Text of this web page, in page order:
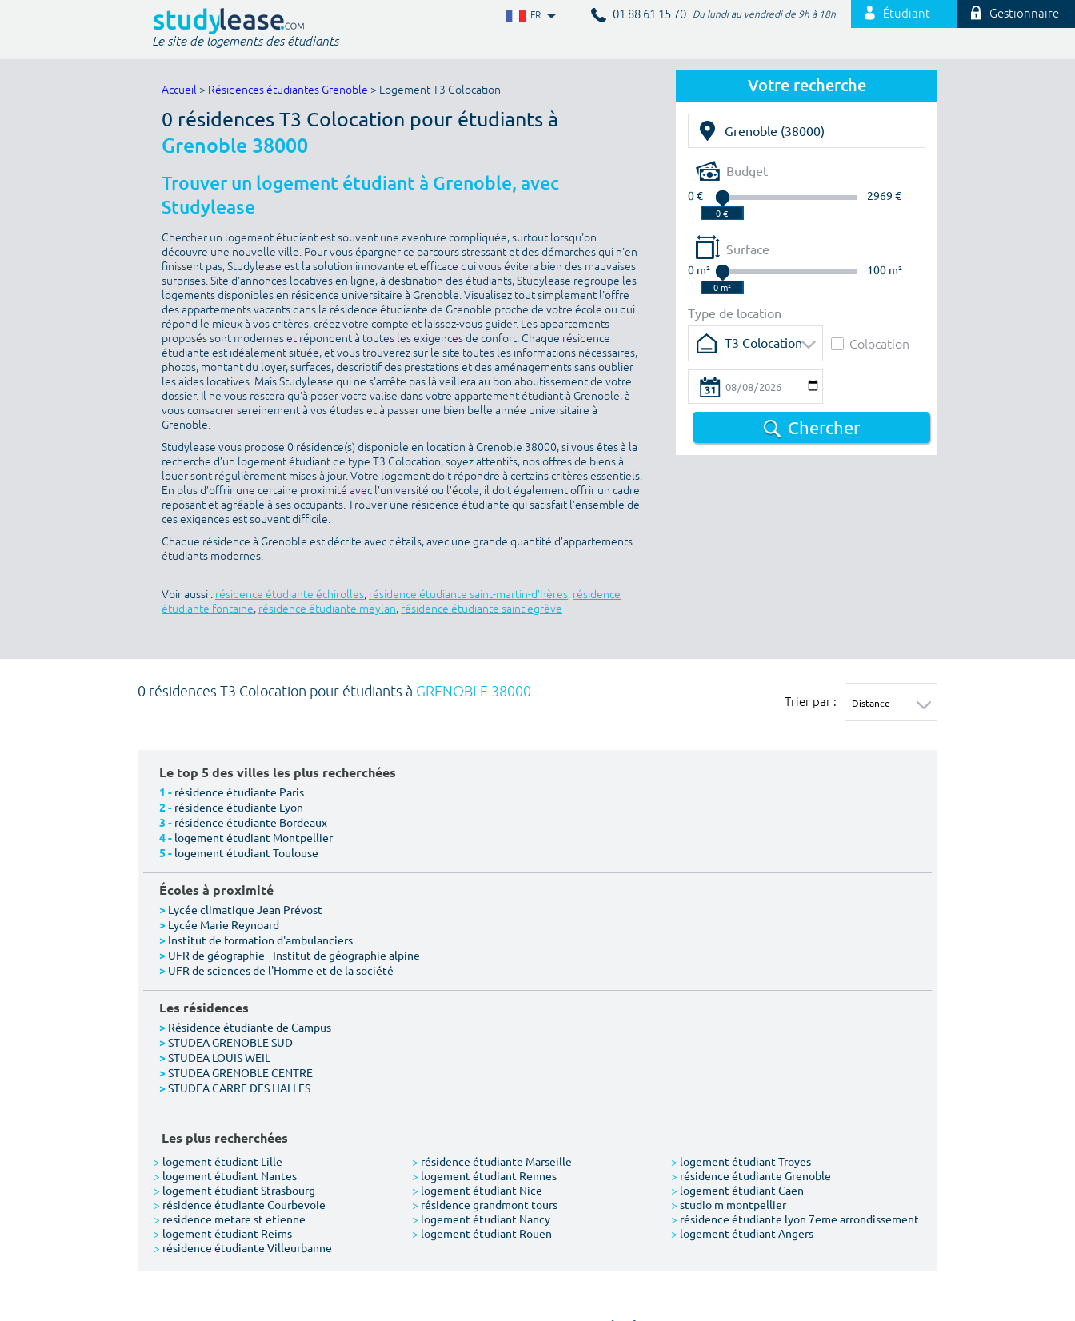
FR 01 88 61 15 70 Du lundi au vendredi de 9h à 18h Étudiant Gestionnaire
Le site de logements des étudiants
Votre recherche
Budget
0 € 2969 €
Surface
0 m² 100 m²
Type de location
T3 Colocation
Colocation
Chercher
Accueil > Résidences étudiantes Grenoble > Logement T3 Colocation
0 résidences T3 Colocation pour étudiants à
Grenoble 38000
Trouver un logement étudiant à Grenoble, avec
Studylease
Chercher un logement étudiant est souvent une aventure compliquée, surtout lorsqu'on
découvre une nouvelle ville. Pour vous épargner ce parcours stressant et des démarches qui n'en
finissent pas, Studylease est la solution innovante et efficace qui vous évitera bien des mauvaises
surprises. Site d'annonces locatives en ligne, à destination des étudiants, Studylease regroupe les
logements disponibles en résidence universitaire à Grenoble. Visualisez tout simplement l'offre
des appartements vacants dans la résidence étudiante de Grenoble proche de votre école ou qui
répond le mieux à vos critères, créez votre compte et laissez-vous guider. Les appartements
proposés sont modernes et répondent à toutes les exigences de confort. Chaque résidence
étudiante est idéalement située, et vous trouverez sur le site toutes les informations nécessaires,
photos, montant du loyer, surfaces, descriptif des prestations et des aménagements sans oublier
les aides locatives. Mais Studylease qui ne s'arrête pas là veillera au bon aboutissement de votre
dossier. Il ne vous restera qu'à poser votre valise dans votre appartement étudiant à Grenoble, à
vous consacrer sereinement à vos études et à passer une bien belle année universitaire à
Grenoble.
Studylease vous propose 0 résidence(s) disponible en location à Grenoble 38000, si vous êtes à la
recherche d’un logement étudiant de type T3 Colocation, soyez attentifs, nos offres de biens à
louer sont régulièrement mises à jour. Votre logement doit répondre à certains critères essentiels.
En plus d’offrir une certaine proximité avec l’université ou l’école, il doit également offrir un cadre
reposant et agréable à ses occupants. Trouver une résidence étudiante qui satisfait l’ensemble de
ces exigences est souvent difficile.
Chaque résidence à Grenoble est décrite avec détails, avec une grande quantité d’appartements
étudiants modernes.
Voir aussi : résidence étudiante échirolles, résidence étudiante saint-martin-d'hères, résidence
étudiante fontaine, résidence étudiante meylan, résidence étudiante saint egrève
0 résidences T3 Colocation pour étudiants à GRENOBLE 38000
Trier par :
Le top 5 des villes les plus recherchées
1 - résidence étudiante Paris
2 - résidence étudiante Lyon
3 - résidence étudiante Bordeaux
4 - logement étudiant Montpellier
5 - logement étudiant Toulouse
Écoles à proximité
> Lycée climatique Jean Prévost
> Lycée Marie Reynoard
> Institut de formation d'ambulanciers
> UFR de géographie - Institut de géographie alpine
> UFR de sciences de l'Homme et de la société
Les résidences
> Résidence étudiante de Campus
>STUDEA GRENOBLE SUD
>STUDEA LOUIS WEIL
>STUDEA GRENOBLE CENTRE
>STUDEA CARRE DES HALLES
Les plus recherchées
> logement étudiant Lille > résidence étudiante Marseille > logement étudiant Troyes
> logement étudiant Nantes > logement étudiant Rennes > résidence étudiante Grenoble
> logement étudiant Strasbourg > logement étudiant Nice > logement étudiant Caen
> résidence étudiante Courbevoie > résidence grandmont tours > studio m montpellier
> residence metare st etienne > logement étudiant Nancy > résidence étudiante lyon 7eme arrondissement
> logement étudiant Reims > logement étudiant Rouen > logement étudiant Angers
> résidence étudiante Villeurbanne